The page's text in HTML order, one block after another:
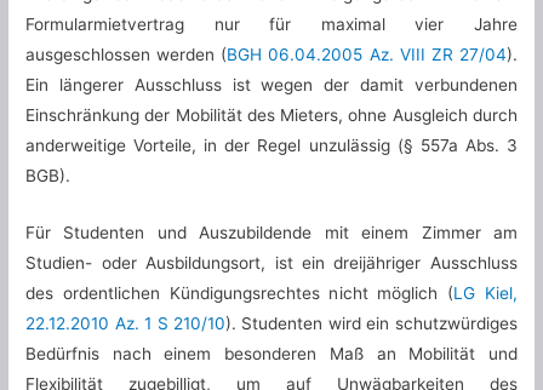
Formularmietvertrag nur für maximal vier Jahre
ausgeschlossen werden (BGH 06.04.2005 Az. VIII ZR 27/04).
Ein längerer Ausschluss ist wegen der damit verbundenen
Einschränkung der Mobilität des Mieters, ohne Ausgleich durch
anderweitige Vorteile, in der Regel unzulässig (§ 557a Abs. 3
BGB).
Für Studenten und Auszubildende mit einem Zimmer am
Studien- oder Ausbildungsort, ist ein dreijähriger Ausschluss
des ordentlichen Kündigungsrechtes nicht möglich (LG Kiel,
22.12.2010 Az. 1 S 210/10). Studenten wird ein schutzwürdiges
Bedürfnis nach einem besonderen Maß an Mobilität und
Flexibilität zugebilligt, um auf Unwägbarkeiten des